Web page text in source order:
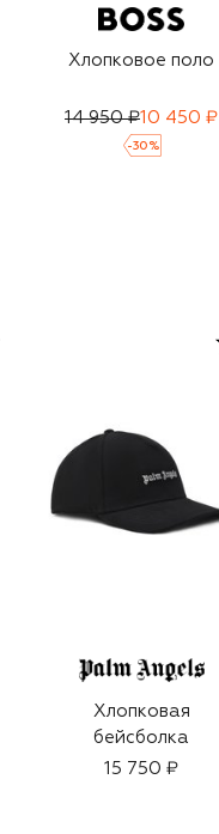
Хлопковое поло
14 950 ₽10 450 ₽
-30 %
Хлопковая
бейсболка
15 750 ₽